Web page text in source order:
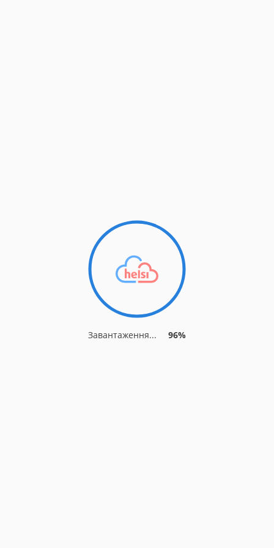
Завантаження... 96%